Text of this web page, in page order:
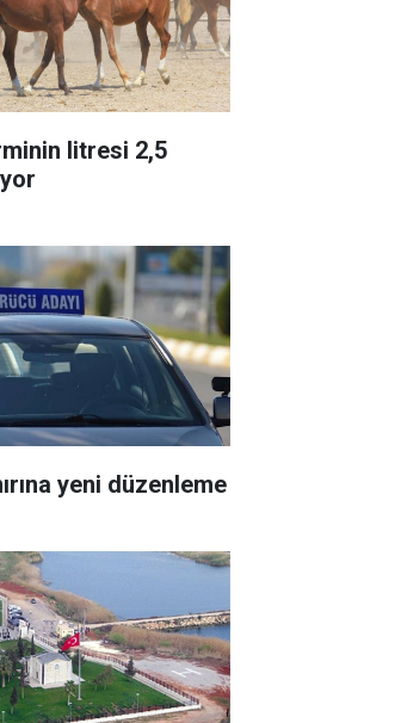
litresi 2,5
yeni düzenleme